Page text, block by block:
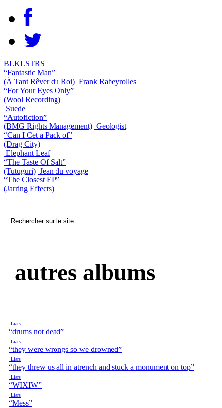
BLKLSTRS
“Fantastic Man”
(À Tant Rêver du Roi) Frank Rabeyrolles
“For Your Eyes Only”
(Wool Recording)
Suede
“Autofiction”
(BMG Rights Management) Geologist
“Can I Cet a Pack of”
(Drag City)
Elephant Leaf
“The Taste Of Salt”
(Tutuguri) Jean du voyage
“The Closest EP”
(Jarring Effects)
autres albums
Liars
“drums not dead”
Liars
“they were wrongs so we drowned”
Liars
“they threw us all in atrench and stuck a monument on top”
Liars
“WIXIW”
Liars
“Mess”